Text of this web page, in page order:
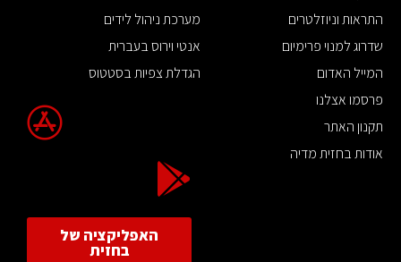
התראות וניוזלטרים
שדרוג למנוי פרימיום
המייל האדום
פרסמו אצלנו
תקנון האתר
אודות בחזית מדיה
מערכת ניהול לידים
אנטי וירוס בעברית
הגדלת צפיות בסטטוס
האפליקציה של
בחזית